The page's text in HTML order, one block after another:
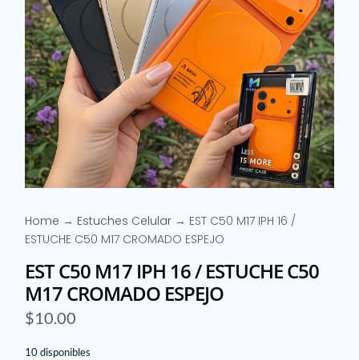
Home → Estuches Celular → EST C50 M17 IPH 16 /
ESTUCHE C50 M17 CROMADO ESPEJO
EST C50 M17 IPH 16 / ESTUCHE C50
M17 CROMADO ESPEJO
$10.00
10 disponibles